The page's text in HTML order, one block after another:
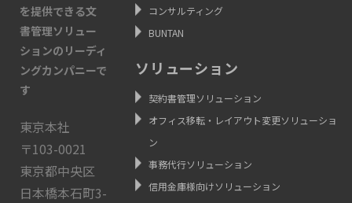
を提供できる文
書管理ソリュー
ションのリーディ
ングカンパニーで
す
東京本社
〒103-0021
東京都中央区
日本橋本石町3-
コンサルティング
BUNTAN
ソリューション
契約書管理ソリューション
オフィス移転・レイアウト変更ソリューショ
ン
事務代行ソリューション
信用金庫様向けソリューション